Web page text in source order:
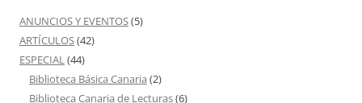
ANUNCIOS Y EVENTOS(5)
ARTÍCULOS(42)
ESPECIAL(44)
Biblioteca Básica Canaria (2)
Biblioteca Canaria de Lecturas(6)